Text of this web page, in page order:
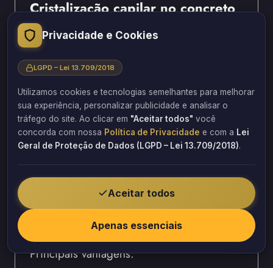
Cristalização capilar no concreto
para bloqueio de umidade
A cristalização capilar é uma das técnicas
modernas usadas por empresas para
combater infiltrações em imóveis mais
inovadoras. Esse sistema atua diretamente
dentro dos poros do concreto, formando
cristais que bloqueiam a passagem da
Além disso, trata-se de uma solução
permanente, pois se integra à estrutura do
Principais vantagens:
Privacidade e Cookies
LGPD – Lei 13.709/2018
Utilizamos cookies e tecnologias semelhantes para melhorar
sua experiência, personalizar publicidade e analisar o
tráfego do site. Ao clicar em "Aceitar todos" você
concorda com nossa Política de Privacidade e com a Lei
Geral de Proteção de Dados (LGPD – Lei 13.709/2018).
Aceitar todos
Apenas essenciais